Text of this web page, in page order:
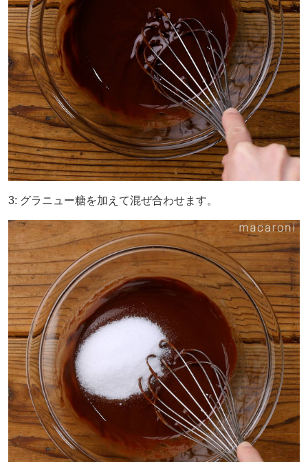
3: グラニュー糖を加えて混ぜ合わせます。